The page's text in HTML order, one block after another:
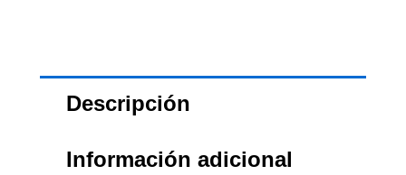
Descripción
Información adicional